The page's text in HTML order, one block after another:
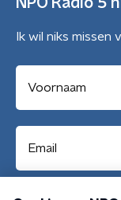
NPO Radio 5
Ik wil niks missen